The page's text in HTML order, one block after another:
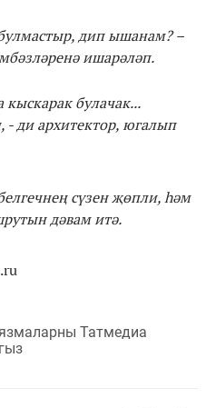
дип ышанам? –
ишарәләп.
булачак...
ди архитектор, югалып
сүзен җөпли, һәм
дәвам итә.
Татмедиа